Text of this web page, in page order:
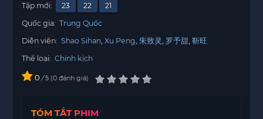
Tập mới: 23 22
21
Quốc gia: Trung Quốc
Diễn viên: Shao Sihan Xu Peng 朱致灵 罗予甜 靳旺
Thể loại: Chính kịch
0 / 5 0 đánh giá
TÓM TẮT PHIM